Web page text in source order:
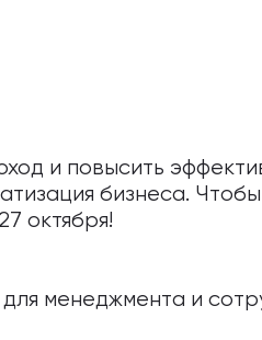
и повысить
бизнеса.
октября!
менеджмента и